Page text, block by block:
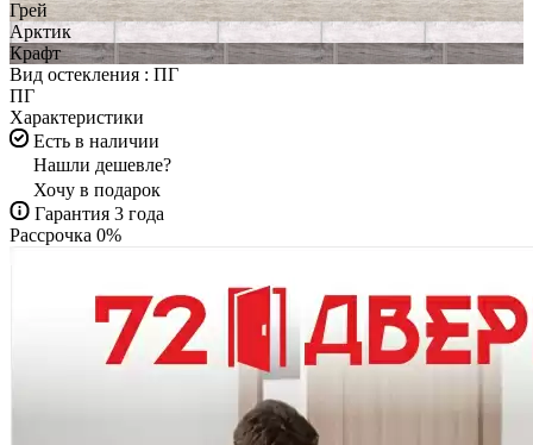
Грей
Арктик
Крафт
Вид остекления : ПГ
ПГ
Характеристики
Есть в наличии
Нашли дешевле?
Хочу в подарок
Гарантия 3 года
Рассрочка 0%